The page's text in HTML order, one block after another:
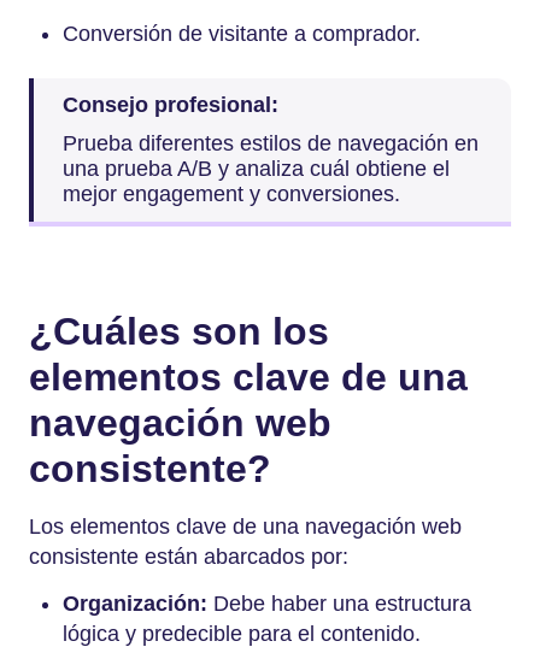
Conversión de visitante a comprador.
Consejo profesional:
Prueba diferentes estilos de navegación en
una prueba A/B y analiza cuál obtiene el
mejor engagement y conversiones.
¿Cuáles son los
elementos clave de una
navegación web
consistente?
Los elementos clave de una navegación web
consistente están abarcados por:
Organización: Debe haber una estructura
lógica y predecible para el contenido.